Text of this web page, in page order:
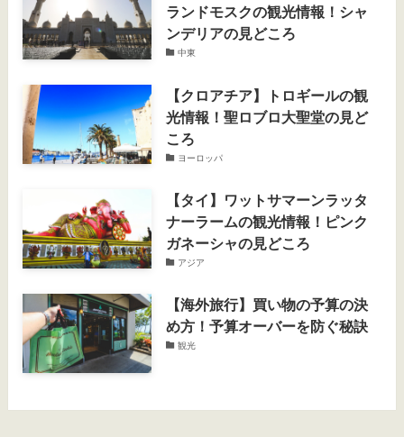
ランドモスクの観光情報！シャ
ンデリアの見どころ
中東
【クロアチア】トロギールの観
光情報！聖ロブロ大聖堂の見ど
ころ
ヨーロッパ
【タイ】ワットサマーンラッタ
ナーラームの観光情報！ピンク
ガネーシャの見どころ
アジア
【海外旅行】買い物の予算の決
め方！予算オーバーを防ぐ秘訣
観光